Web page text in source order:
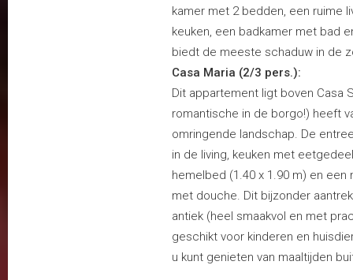
kamer met 2 bedden, een ruime
keuken, een badkamer met bad
biedt de meeste schaduw in de
Casa Maria (2/3 pers.):
Dit appartement ligt boven Casa
romantische in de borgo!) heeft
omringende landschap. De
in de living, keuken met
hemelbed (1.40 x 1.90 m) en
met douche. Dit bijzonder
antiek (heel smaakvol en met
geschikt voor kinderen en
u kunt genieten van maaltijden